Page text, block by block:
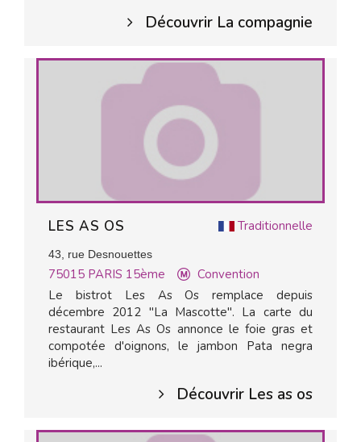
Découvrir La compagnie
Traditionnelle
LES AS OS
43, rue Desnouettes
75015 PARIS 15ème
Convention
Le bistrot Les As Os remplace depuis
décembre 2012 "La Mascotte". La carte du
restaurant Les As Os annonce le foie gras et
compotée d'oignons, le jambon Pata negra
ibérique,...
Découvrir Les as os